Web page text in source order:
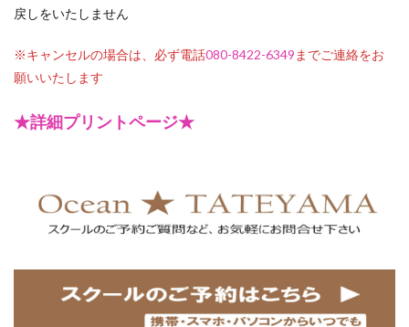
戻しをいたしません
※キャンセルの場合は、必ず電話080-8422-6349 までご連絡をお
願いいたします
★詳細プリントページ★